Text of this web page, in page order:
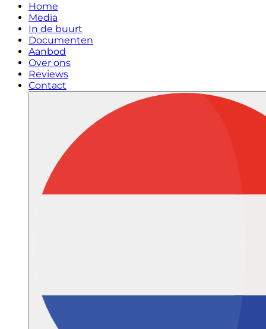
Home
Media
In de buurt
Documenten
Aanbod
Over ons
Reviews
Contact